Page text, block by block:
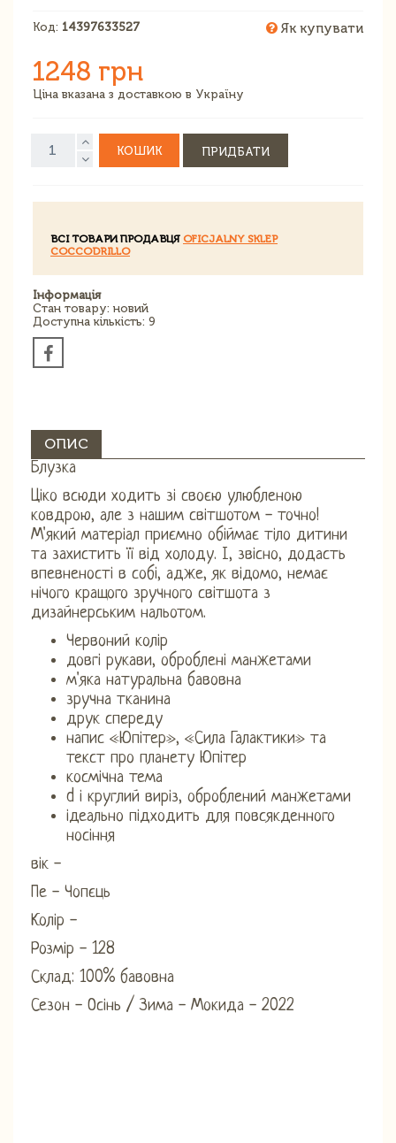
Код: 14397633527 Як купувати
1248 грн
Ціна вказана з доставкою в Україну
КОШИК ПРИДБАТИ
ВСІ ТОВАРИ ПРОДАВЦЯ OFICJALNY SKLEP
COCCODRILLO
Інформація
Стан товару: новий
Доступна кількість: 9
ОПИС
Блузка
Ціко всюди ходить зі своєю улюбленою
ковдрою, але з нашим світшотом - точно!
М'який матеріал приємно обіймає тіло дитини
та захистить її від холоду. І, звісно, ​​додасть
впевненості в собі, адже, як відомо, немає
нічого кращого зручного світшота з
дизайнерським нальотом.
Червоний колір
довгі рукави, оброблені манжетами
м'яка натуральна бавовна
зручна тканина
друк спереду
напис «Юпітер», «Сила Галактики» та
текст про планету Юпітер
космічна тема
d і круглий виріз, оброблений манжетами
ідеально підходить для повсякденного
носіння
вік -
Пе - Чопєць
Колір -
Розмір - 128
Склад: 100% бавовна
Сезон - Осінь / Зима - Мокида - 2022